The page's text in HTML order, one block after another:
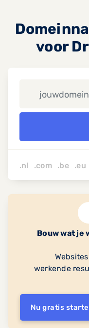
voor
.nl .com .be
Bouw wat je
werkende
Nu gratis